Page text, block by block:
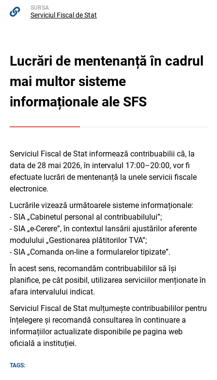
SURSA
Serviciul Fiscal de Stat
Lucrări de mentenanță în cadrul
mai multor sisteme
informaționale ale SFS
Serviciul Fiscal de Stat informează contribuabilii că, la
data de 28 mai 2026, în intervalul 17:00–20:00, vor fi
efectuate lucrări de mentenanță la unele servicii fiscale
electronice.
Lucrările vizează următoarele sisteme informaționale:
- SIA „Cabinetul personal al contribuabilului”;
- SIA „e-Cerere”, în contextul lansării ajustărilor aferente
modulului „Gestionarea plătitorilor TVA”;
- SIA „Comanda on-line a formularelor tipizate”.
În acest sens, recomandăm contribuabililor să își
planifice, pe cât posibil, utilizarea serviciilor menționate în
afara intervalului indicat.
Serviciul Fiscal de Stat mulțumește contribuabililor pentru
înțelegere și recomandă consultarea în continuare a
informațiilor actualizate disponibile pe pagina web
oficială a instituției.
TAGS: